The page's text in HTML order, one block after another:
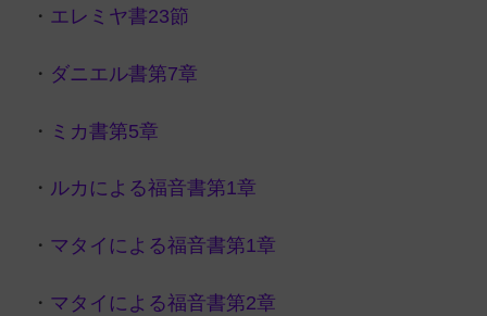
・ エレミヤ書23節
・ ダニエル書第7章
・ ミカ書第5章
・ ルカによる福音書第1章
・ マタイによる福音書第1章
・ マタイによる福音書第2章